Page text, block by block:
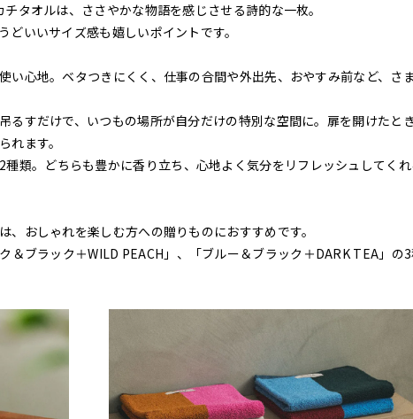
タオルは、ささやかな物語を感じさせる詩的な一枚。
いいサイズ感も嬉しいポイントです。
い心地。ベタつきにくく、仕事の合間や外出先、おやすみ前など、さ
るすだけで、いつもの場所が自分だけの特別な空間に。扉を開けたと
れます。
類。どちらも豊かに香り立ち、心地よく気分をリフレッシュしてく
おしゃれを楽しむ方への贈りものにおすすめです。
＆ブラック＋WILD PEACH」、「ブルー＆ブラック＋DARK TEA」の